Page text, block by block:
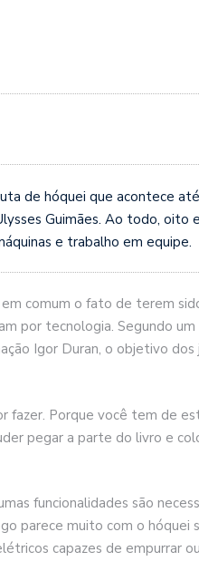
de hóquei que acontece
Guimães. Ao todo, oito
e trabalho em equipe.
comum o fato de terem
por tecnologia. Segundo um
Igor Duran, o objetivo
fazer. Porque você tem de
pegar a parte do livro e
funcionalidades são
parece muito com o hóquei
capazes de empurrar